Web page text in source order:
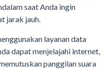
saat Anda ingin
jarak jauh.
layanan data
dapat menjelajahi internet,
panggilan suara